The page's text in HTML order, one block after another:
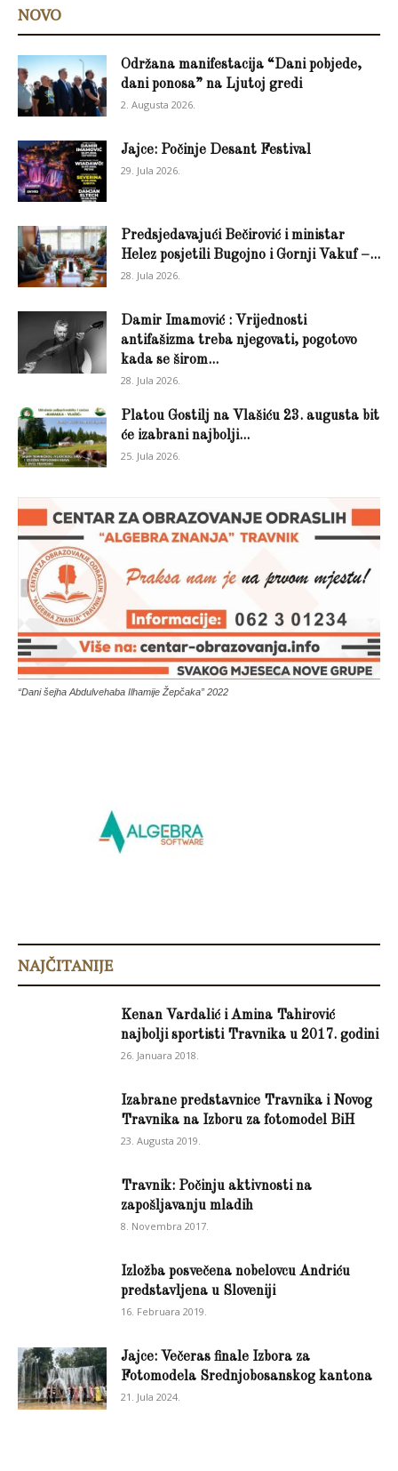
NOVO
Održana manifestacija “Dani pobjede,
dani ponosa” na Ljutoj gredi
2. Augusta 2026.
Jajce: Počinje Desant Festival
29. Jula 2026.
Predsjedavajući Bečirović i ministar
Helez posjetili Bugojno i Gornji Vakuf –...
28. Jula 2026.
Damir Imamović : Vrijednosti
antifašizma treba njegovati, pogotovo
kada se širom...
28. Jula 2026.
Platou Gostilj na Vlašiću 23. augusta bit
će izabrani najbolji...
25. Jula 2026.
“Dani šejha Abdulvehaba Ilhamije Žepčaka” 2022
NAJČITANIJE
Kenan Vardalić i Amina Tahirović
najbolji sportisti Travnika u 2017. godini
26. Januara 2018.
Izabrane predstavnice Travnika i Novog
Travnika na Izboru za fotomodel BiH
23. Augusta 2019.
Travnik: Počinju aktivnosti na
zapošljavanju mladih
8. Novembra 2017.
Izložba posvečena nobelovcu Andriću
predstavljena u Sloveniji
16. Februara 2019.
Jajce: Večeras finale Izbora za
Fotomodela Srednjobosanskog kantona
21. Jula 2024.